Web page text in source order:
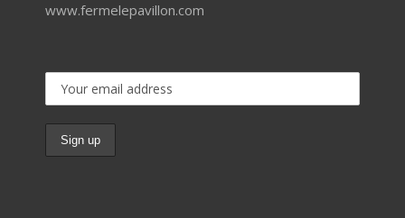
www.fermelepavillon.com